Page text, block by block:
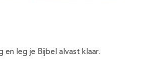
leg je Bijbel alvast klaar.